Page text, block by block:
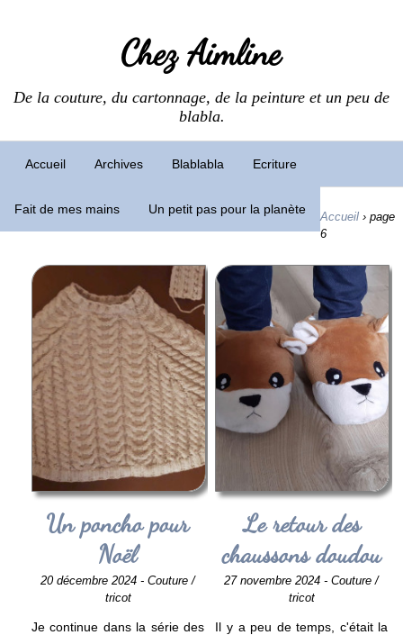
Chez Aimline
De la couture, du cartonnage, de la peinture et un peu de
blabla.
Accueil Archives Blablabla Ecriture
Fait de mes mains Un petit pas pour la planète
Accueil › page
6
Un poncho pour
Noël
20 décembre 2024 - Couture /
tricot
Je continue dans la série des
Le retour des
chaussons doudou
27 novembre 2024 - Couture /
tricot
Il y a peu de temps, c'était la